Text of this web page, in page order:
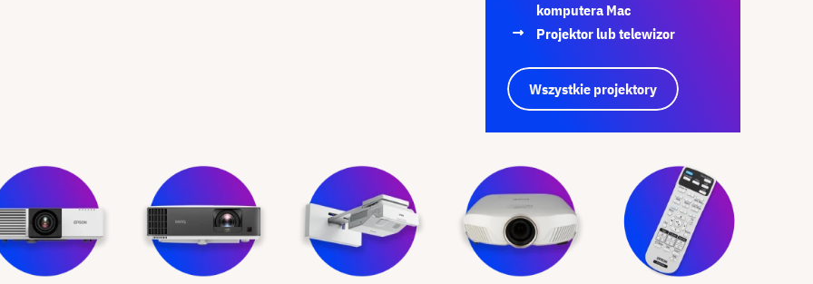
komputera Mac
Projektor lub telewizor
Wszystkie projektory